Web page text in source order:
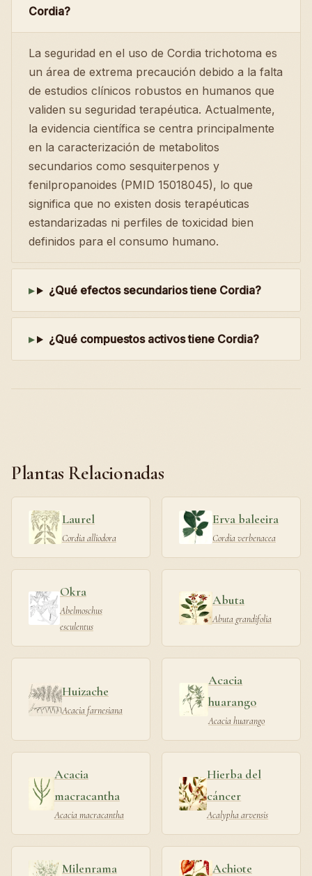
Cordia?
La seguridad en el uso de Cordia trichotoma es
un área de extrema precaución debido a la falta
de estudios clínicos robustos en humanos que
validen su seguridad terapéutica. Actualmente,
la evidencia científica se centra principalmente
en la caracterización de metabolitos
secundarios como sesquiterpenos y
fenilpropanoides (PMID 15018045), lo que
significa que no existen dosis terapéuticas
estandarizadas ni perfiles de toxicidad bien
definidos para el consumo humano.
¿Qué efectos secundarios tiene Cordia?
¿Qué compuestos activos tiene Cordia?
Plantas Relacionadas
Laurel
Cordia alliodora
Erva baleeira
Cordia verbenacea
Okra
Abelmoschus
esculentus
Abuta
Abuta grandifolia
Huizache
Acacia farnesiana
Acacia
huarango
Acacia huarango
Acacia
macracantha
Acacia macracantha
Hierba del
cáncer
Acalypha arvensis
Milenrama Achiote